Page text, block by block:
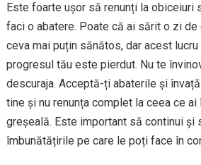
Este foarte ușor să renunți la obiceiuri
faci o abatere. Poate că ai sărit o zi
ceva mai puțin sănătos, dar acest
progresul tău este pierdut. Nu te
descuraja. Acceptă-ți abaterile și
tine și nu renunța complet la ceea ce
greșeală. Este important să continui și
îmbunătățirile pe care le poți face în